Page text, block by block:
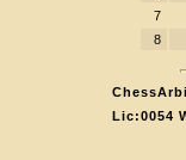
7
8
Lic:0054